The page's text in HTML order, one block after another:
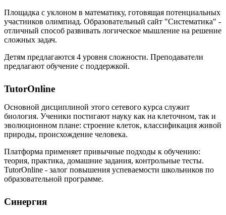
Площадка с уклоном в математику, готовящая потенциальных
участников олимпиад. Образовательный сайт "Систематика" -
отличный способ развивать логическое мышление на решение
сложных задач.
Детям предлагаются 4 уровня сложности. Преподаватели
предлагают обучение с поддержкой.
TutorOnline
Основной дисциплиной этого сетевого курса служит
биология. Ученики постигают науку как на клеточном, так и
эволюционном плане: строение клеток, классификация живой
природы, происхождение человека.
Платформа применяет привычные подходы к обучению:
теория, практика, домашние задания, контрольные тесты.
TutorOnline - залог повышения успеваемости школьников по
образовательной программе.
Синергия